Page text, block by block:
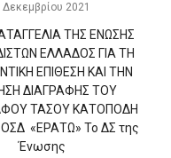
Δεκεμβρίου 2021
ΤΗΣ ΕΝΩΣΗΣ
ΕΛΛΑΔΟΣ ΓΙΑ ΤΗ
ΕΠΙΘΕΣΗ ΚΑΙ ΤΗΝ
ΔΙΑΓΡΑΦΗΣ ΤΟΥ
ΤΑΣΟΥ ΚΑΤΟΠΟΔΗ
«ΕΡΑΤΩ» Το ΔΣ της
Ένωσης